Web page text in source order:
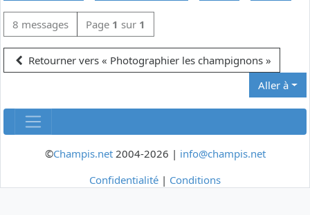
8 messages Page 1 sur 1
Retourner vers « Photographier les champignons »
Aller à
©Champis.net2004-2026 | info@champis.net
Confidentialité | Conditions